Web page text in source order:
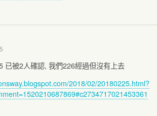
已被2人確認, 我們226經過但沒有上去
2018/02/20180225.html?